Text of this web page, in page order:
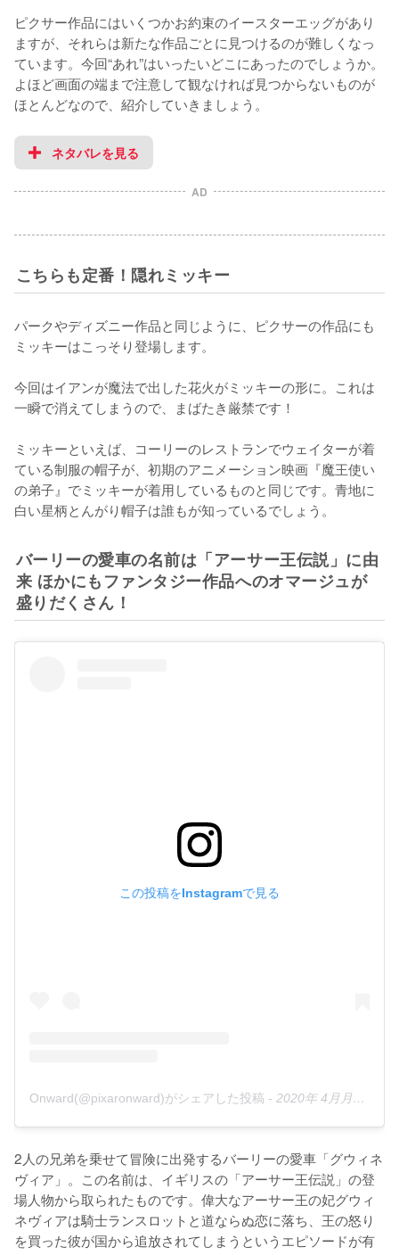
ピクサー作品にはいくつかお約束のイースターエッグがあり
ますが、それらは新たな作品ごとに見つけるのが難しくなっ
ています。今回“あれ”はいったいどこにあったのでしょうか。
よほど画面の端まで注意して観なければ見つからないものが
ほとんどなので、紹介していきましょう。
ネタバレを見る
AD
こちらも定番！隠れミッキー
パークやディズニー作品と同じように、ピクサーの作品にも
ミッキーはこっそり登場します。
今回はイアンが魔法で出した花火がミッキーの形に。これは
一瞬で消えてしまうので、まばたき厳禁です！
ミッキーといえば、コーリーのレストランでウェイターが着
ている制服の帽子が、初期のアニメーション映画『魔王使い
の弟子』でミッキーが着用しているものと同じです。青地に
白い星柄とんがり帽子は誰もが知っているでしょう。
バーリーの愛車の名前は「アーサー王伝説」に由
来 ほかにもファンタジー作品へのオマージュが
盛りだくさん！
この投稿をInstagramで見る
Onward(@pixaronward)がシェアした投稿 - 2020年 4月月6日午後12時26分PDT
2人の兄弟を乗せて冒険に出発するバーリーの愛車「グウィネ
ヴィア」。この名前は、イギリスの「アーサー王伝説」の登
場人物から取られたものです。偉大なアーサー王の妃グウィ
ネヴィアは騎士ランスロットと道ならぬ恋に落ち、王の怒り
を買った彼が国から追放されてしまうというエピソードが有